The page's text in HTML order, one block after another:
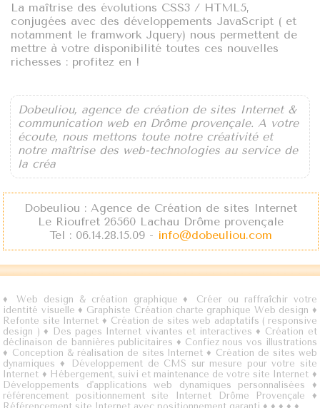
La maîtrise des évolutions CSS3 / HTML5,
conjugées avec des développements JavaScript ( et
notamment le framwork Jquery) nous permettent de
mettre à votre disponibilité toutes ces nouvelles
richesses : profitez en !
Dobeuliou, agence de création de sites Internet &
communication web en Drôme provençale. A votre
écoute, nous mettons toute notre créativité et
notre maîtrise des web-technologies au service de
la créa
Dobeuliou : Agence de Création de sites Internet
Le Rioufret 26560 Lachau Drôme provençale
Tel : 06.14.28.15.09 - info@dobeuliou.com
♦Web design & création graphique ♦ Créer ou raffraîchir votre
identité visuelle ♦ Graphiste Création charte graphique Web design ♦
Refonte site Internet ♦ Création de sites web adaptatifs ( responsive
design ) ♦ Des pages Internet vivantes et interactives♦ Création et
déclinaison de bannières publicitaires ♦ Confiez nous vos illustrations
♦ Conception & réalisation de sites Internet ♦ Création de sites web
dynamiques ♦
Développement de CMS sur mesure pour votre site
Internet ♦ Hébergement, suivi et maintenance de votre site Internet ♦
Développements d'applications web dynamiques personnalisées ♦
référencement positionnement site Internet Drôme Provençale ♦